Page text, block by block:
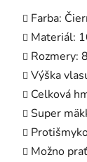
Farba:
Materiál:
Rozmery:
Výška
Celková
Super
Možno